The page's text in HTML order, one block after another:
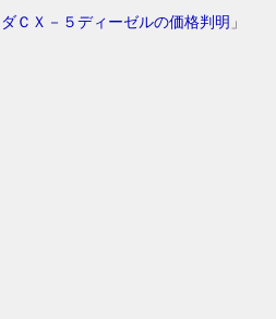
ＣＸ－５ディーゼルの価格判明 」